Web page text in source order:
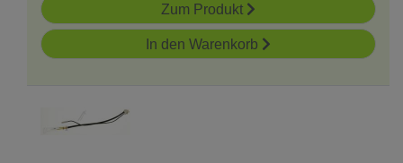
Zum Produkt
In den Warenkorb